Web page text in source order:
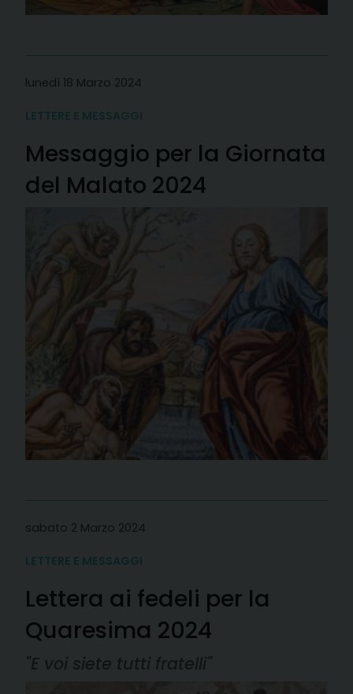
lunedì 18 Marzo 2024
LETTERE E MESSAGGI
Messaggio per la Giornata
del Malato 2024
sabato 2 Marzo 2024
LETTERE E MESSAGGI
Lettera ai fedeli per la
Quaresima 2024
"E voi siete tutti fratelli"